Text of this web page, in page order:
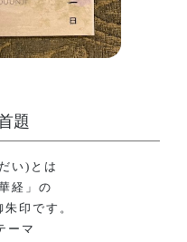
題
い)とは
経」の
印です。
ーマ